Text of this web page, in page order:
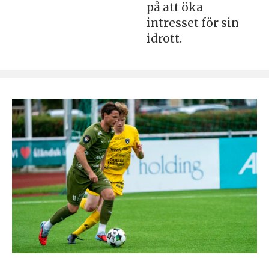
på att öka
intresset för sin
idrott.